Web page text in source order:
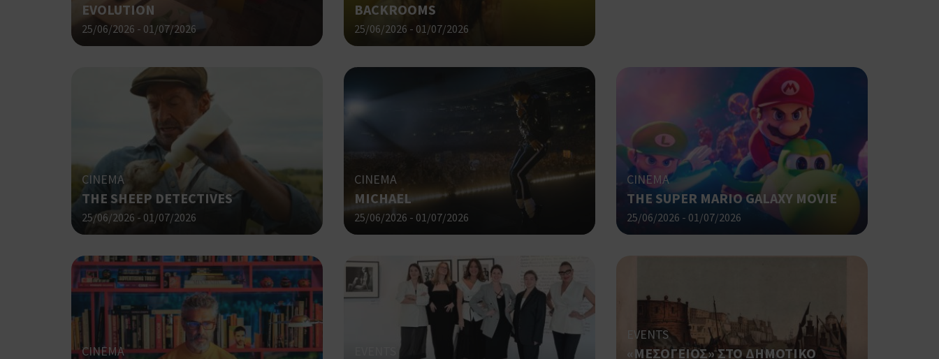
EVOLUTION
25/06/2026 - 01/07/2026
BACKROOMS
25/06/2026 - 01/07/2026
CINEMA
THE SHEEP DETECTIVES
25/06/2026 - 01/07/2026
CINEMA
MICHAEL
25/06/2026 - 01/07/2026
CINEMA
THE SUPER MARIO GALAXY MOVIE
25/06/2026 - 01/07/2026
CINEMA
EVENTS
«ΜΕΣΟΓΕΙΟΣ» ΣΤΟ ΔΗΜΟΤΙΚΟ
παράδειγμα είναι η διατήρηση της κατάστασης
σύνδεσης για έναν χρήστη μεταξύ σελίδων.
Google LLC
.cyprus.wiz-
συνεδρία Χρησιμοποιήθηκε για σύνδεση στο Google
Χρησιμοποιείται για σκοπούς Capping δηλαδή να
εμφανίζει μόνο μια φορά την ημέρα στον χρήστη
διάφορες διαφημιστικές ενέργειες όπως είναι το
take over banner και τα push up και push down
cyprus.wiz-
guide.com
Χρησιμοποιείται για σκοπούς Capping δηλαδή να
εμφανίζει μόνο μια φορά την ημέρα στον χρήστη
διάφορες διαφημιστικές ενέργειες όπως είναι το
take over banner και τα push up και push down
banners.
LangCookie
guide.com
1 εβδομάδα 3
μέρες
Χρησιμοποιείται για να προσδιορίσει την
επιλεγμένη γλώσσα του επισκέπτη.
PHPSESSID
PHP.net
συνεδρία
Cookie που δημιουργείται από εφαρμογές που
βασίζονται στη γλώσσα PHP. Πρόκειται για ένα
αναγνωριστικό γενικού σκοπού που
χρησιμοποιείται για τη διατήρηση μεταβλητών
περιόδου λειτουργίας χρήστη. Συνήθως είναι
Google Privacy Policy